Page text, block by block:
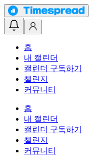
홈
내 캘린더
캘린더 구독하기
챌린지
커뮤니티
홈
내 캘린더
캘린더 구독하기
챌린지
커뮤니티